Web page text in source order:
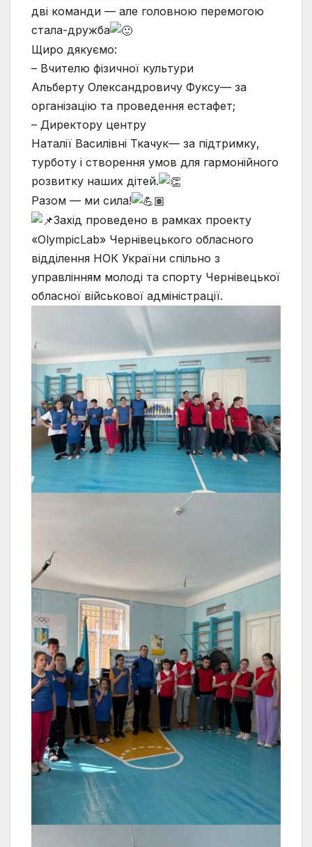
дві команди — але головною перемогою
стала-дружба
Щиро дякуємо:
– Вчителю фізичної культури
Альберту Олександровичу Фуксу— за
організацію та проведення естафет;
– Директору центру
Наталії Василівні Ткачук— за підтримку,
турботу і створення умов для гармонійного
розвитку наших дітей.
Разом — ми сила!
Захід проведено в рамках проекту
«OlympicLab» Чернівецького обласного
відділення НОК України спільно з
управлінням молоді та спорту Чернівецької
обласної військової адміністрації.